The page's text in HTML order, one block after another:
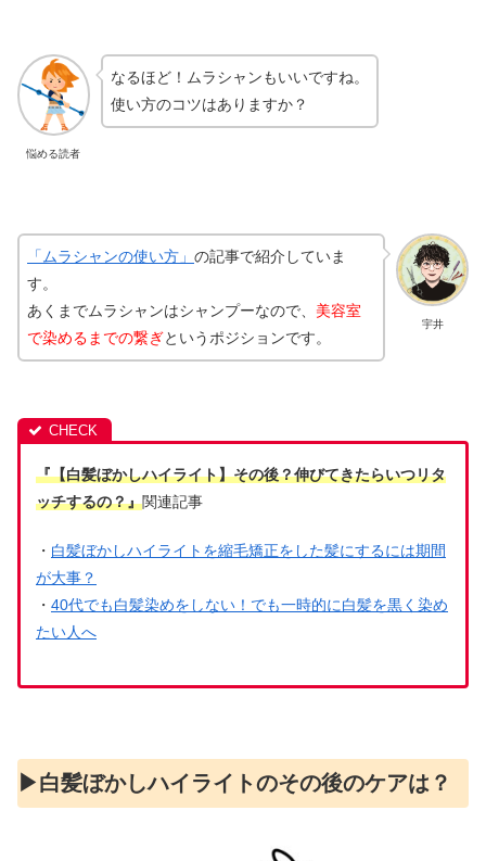
悩める読者
なるほど！ムラシャンもいいですね。
使い方のコツはありますか？
宇井
「ムラシャンの使い方」 の記事で紹介していま
す。
あくまでムラシャンはシャンプーなので、 美容室
で染めるまでの繋ぎというポジションです。
『【白髪ぼかしハイライト】その後？伸びてきたらいつリタ
ッチするの？』関連記事
・ 白髪ぼかしハイライトを縮毛矯正をした髪にするには期間
が大事？
・ 40代でも白髪染めをしない！でも一時的に白髪を黒く染め
たい人へ
▶︎白髪ぼかしハイライトのその後のケアは？